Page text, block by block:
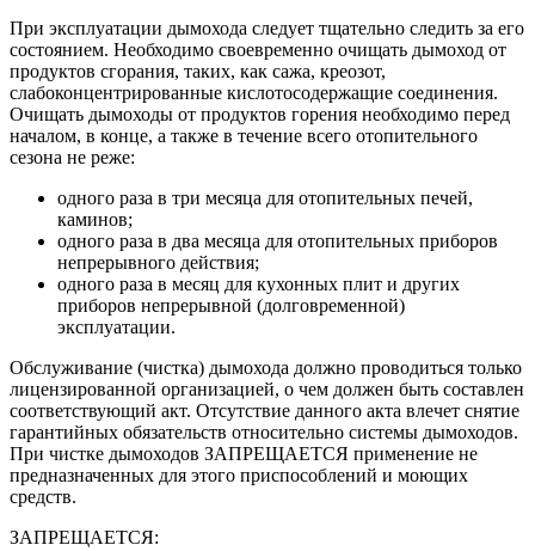
При эксплуатации дымохода следует тщательно следить за его
состоянием. Необходимо своевременно очищать дымоход от
продуктов сгорания, таких, как сажа, креозот,
слабоконцентрированные кислотосодержащие соединения.
Очищать дымоходы от продуктов горения необходимо перед
началом, в конце, а также в течение всего отопительного
сезона не реже:
одного раза в три месяца для отопительных печей,
каминов;
одного раза в два месяца для отопительных приборов
непрерывного действия;
одного раза в месяц для кухонных плит и других
приборов непрерывной (долговременной)
эксплуатации.
Обслуживание (чистка) дымохода должно проводиться только
лицензированной организацией, о чем должен быть составлен
соответствующий акт. Отсутствие данного акта влечет снятие
гарантийных обязательств относительно системы дымоходов.
При чистке дымоходов ЗАПРЕЩАЕТСЯ применение не
предназначенных для этого приспособлений и моющих
средств.
ЗАПРЕЩАЕТСЯ: